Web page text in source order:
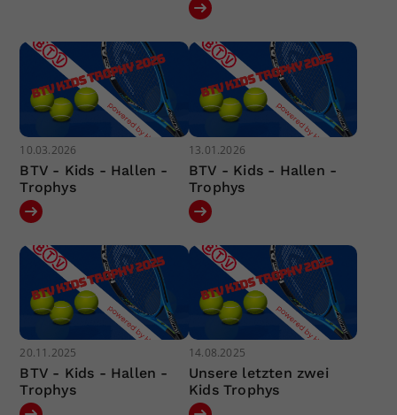
10.03.2026
BTV - Kids - Hallen -
Trophys
13.01.2026
BTV - Kids - Hallen -
Trophys
20.11.2025
BTV - Kids - Hallen -
Trophys
14.08.2025
Unsere letzten zwei
Kids Trophys